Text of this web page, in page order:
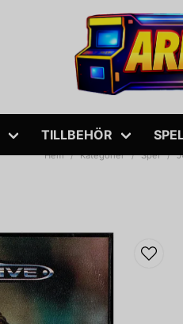
TILLBEHÖR
Hem Kategorier Spel